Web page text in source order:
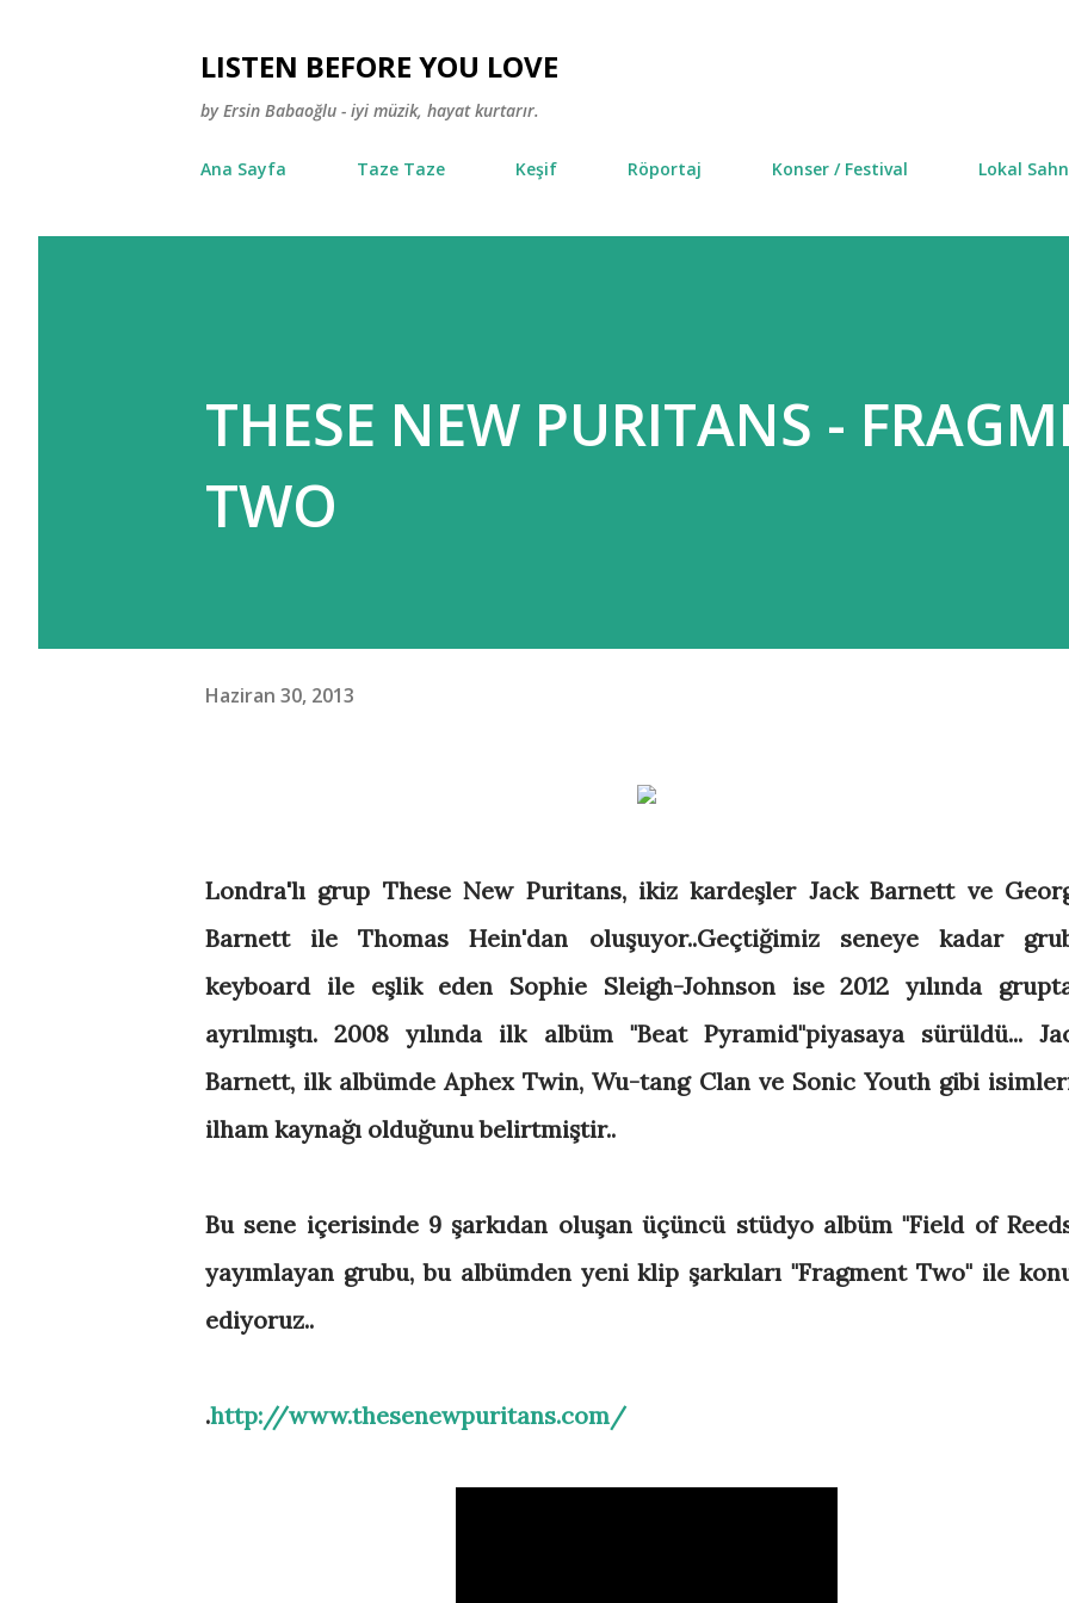
LISTEN BEFORE YOU LOVE
by Ersin Babaoğlu - iyi müzik, hayat kurtarır.
Ana Sayfa Taze Taze Keşif Röportaj Konser / Festival Lokal
THESE NEW PURITANS -
TWO
Haziran 30, 2013
Londra'lı grup These New Puritans, ikiz kardeşler Jack Barnett ve
Barnett ile Thomas Hein'dan oluşuyor..Geçtiğimiz seneye kadar
keyboard ile eşlik eden Sophie Sleigh-Johnson ise 2012 yılında
ayrılmıştı. 2008 yılında ilk albüm "Beat Pyramid"piyasaya sürüldü...
Barnett, ilk albümde Aphex Twin, Wu-tang Clan ve Sonic Youth gibi
ilham kaynağı olduğunu belirtmiştir..
Bu sene içerisinde 9 şarkıdan oluşan üçüncü stüdyo albüm "Field of
yayımlayan grubu, bu albümden yeni klip şarkıları "Fragment Two" ile
ediyoruz..
.http://www.thesenewpuritans.com/